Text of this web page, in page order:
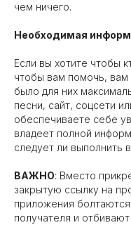
чем ничего.
Необходимая
Если вы хотите чтобы
чтобы вам помочь, вам
было для них
песни, сайт, соцсети
обеспечиваете себе
владеет полной
следует ли выполнить
ВАЖНО: Вместо
закрытую ссылку на
приложения
получателя и